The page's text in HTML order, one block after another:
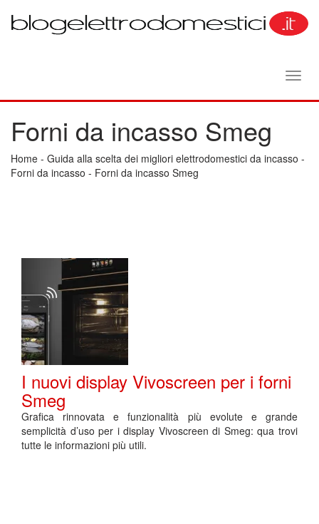
Forni da incasso Smeg
Home - Guida alla scelta dei migliori elettrodomestici da incasso -
Forni da incasso - Forni da incasso Smeg
I nuovi display Vivoscreen per i forni
Smeg
Grafica rinnovata e funzionalità più evolute e grande
semplicità d’uso per i display Vivoscreen di Smeg: qua trovi
tutte le informazioni più utili.